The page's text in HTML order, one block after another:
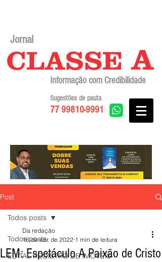
Jornal
Informação com Credibilidade
77 99810-9991
Sugestões de pauta
Post
Todos posts
EDITAL REGISTRO DE IMÓVEIS
Todos posts
LEM: Espetáculo A Paixão de Cristo
Da redação
16 de abr. de 2022 1 min de leitura